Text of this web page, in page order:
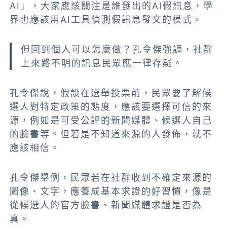
AI」，大家應該關注是誰發出的AI假訊息，學
界也應該用AI工具偵測假訊息發文的模式。
但回到個人可以怎麼做？孔令傑強調，社群
上來路不明的訊息民眾應一律存疑。
孔令傑說，假設在選舉投票前，民眾要了解候
選人對特定政策的態度，應該要選擇可信的來
源，例如是可受公評的新聞媒體、候選人自己
的臉書等。但若是不知道來源的人發佈，就不
應該相信。
孔令傑舉例，民眾若在社群收到不確定來源的
圖像、文字，應養成基本求證的好習慣，像是
從候選人的官方臉書、新聞媒體求證是否為
真。